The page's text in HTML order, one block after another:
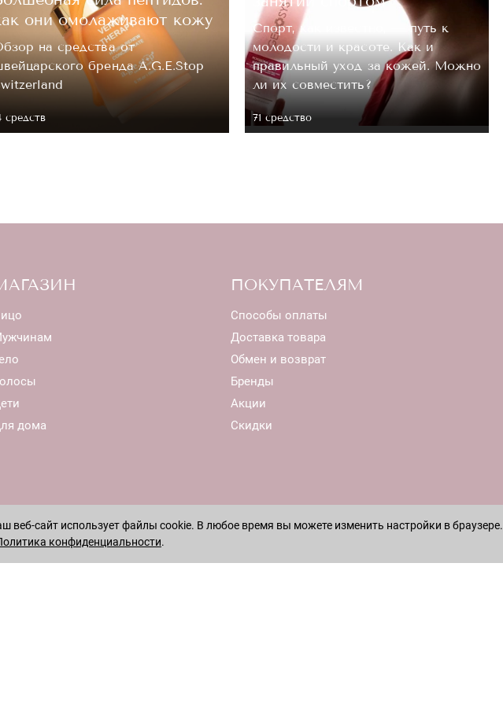
они омолаживают кожу
на средства от
бренда A.G.E.Stop
средств
Спорт, как известно, — путь к
молодости и красоте. Как и
правильный уход за кожей. Можно
ли их совместить?
71 средство
дома
ПОКУПАТЕЛЯМ
Способы оплаты
Доставка товара
Обмен и возврат
Бренды
Акции
Скидки
веб-сайт использует файлы cookie. В любое время вы можете изменить настройки в браузере.
конфиденциальности.